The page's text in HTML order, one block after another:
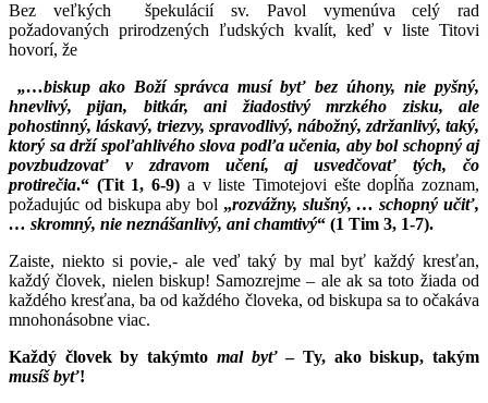
Bez veľkých špekulácií sv. Pavol vymenúva celý rad
požadovaných prirodzených ľudských kvalít, keď v liste Titovi
hovorí, že
„…biskup ako Boží správca musí byť bez úhony, nie pyšný,
hnevlivý, pijan, bitkár, ani žiadostivý mrzkého zisku, ale
pohostinný, láskavý, triezvy, spravodlivý, nábožný, zdržanlivý, taký,
ktorý sa drží spoľahlivého slova podľa učenia, aby bol schopný aj
povzbudzovať v zdravom učení, aj usvedčovať tých, čo
protirečia.“ (Tit 1, 6-9) a v liste Timotejovi ešte dopĺňa zoznam,
požadujúc od biskupa aby bol „rozvážny, slušný, … schopný učiť,
… skromný, nie neznášanlivý, ani chamtivý“ (1 Tim 3, 1-7).
Zaiste, niekto si povie,- ale veď taký by mal byť každý kresťan,
každý človek, nielen biskup! Samozrejme – ale ak sa toto žiada od
každého kresťana, ba od každého človeka, od biskupa sa to očakáva
mnohonásobne viac.
Každý človek by takýmto mal byť– Ty, ako biskup, takým
musíš byť!